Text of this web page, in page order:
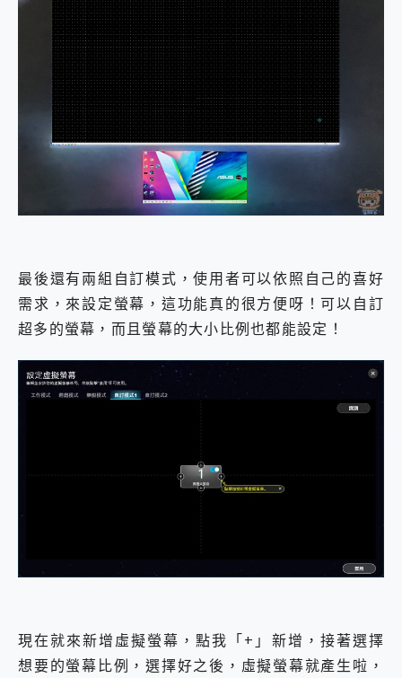
最後還有兩組自訂模式，使用者可以依照自己的喜好
需求，來設定螢幕，這功能真的很方便呀！可以自訂
超多的螢幕，而且螢幕的大小比例也都能設定！
現在就來新增虛擬螢幕，點我「+」新增，接著選擇
想要的螢幕比例，選擇好之後，虛擬螢幕就產生啦，